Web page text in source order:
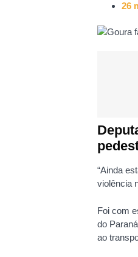
26
“Ainda
violência
Foi com
do
ao